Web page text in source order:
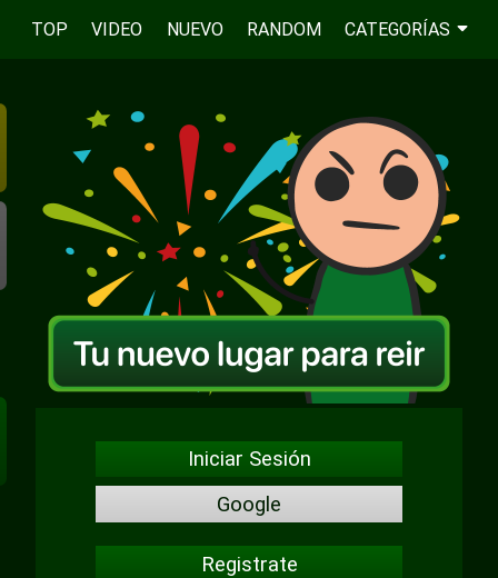
TOP VIDEO NUEVO RANDOM CATEGORÍAS
Iniciar Sesión
Google
Registrate